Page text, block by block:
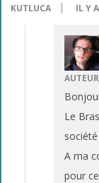
KUTLUCA IL Y
AUTEUR
Le
A ma
pour